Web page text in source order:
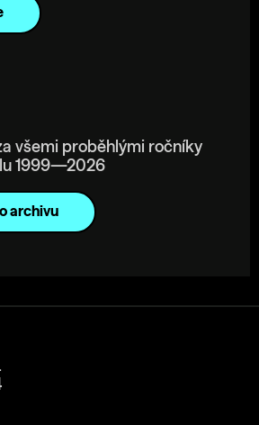
všemi proběhlými ročníky
1999—2026
archivu